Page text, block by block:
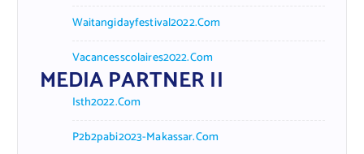
Waitangidayfestival2022.com
Vacancesscolaires2022.com
MEDIA PARTNER II
Isth2022.com
P2b2pabi2023-Makassar.com